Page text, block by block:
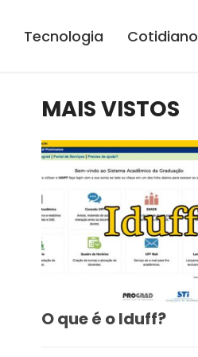
Tecnologia Cotidiano
MAIS VISTOS
O que é o Iduff?